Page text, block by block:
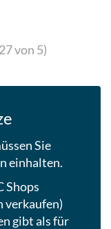
von 5)
Sie
einhalten.
Shops
verkaufen)
gibt als für